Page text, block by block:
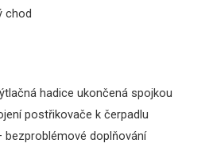
chod
hadice ukončená spojkou
postřikovače k ​​čerpadlu
bezproblémové doplňování